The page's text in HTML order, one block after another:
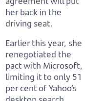
her back in the
driving seat.
Earlier this year, she
renegotiated the
pact with Microsoft,
limiting it to only 51
per cent of Yahoo’s